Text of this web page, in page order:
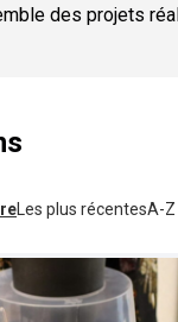
des projets
Les plus récentesA-Z